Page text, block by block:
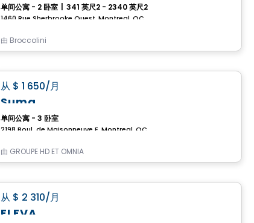
单间公寓 - 2 卧室 341 英尺2 - 2340 英尺2
1460 Rue Sherbrooke Ouest, Montreal, QC
由 Broccolini
公寓
从 $ 1 650/月
Suma
单间公寓 - 3 卧室
2198 Boul. de Maisonneuve E, Montreal, QC
由 GROUPE HD ET OMNIA
公寓
从 $ 2 310/月
ELEVA